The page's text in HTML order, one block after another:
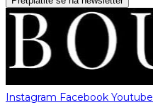
Instagram Facebook Youtube